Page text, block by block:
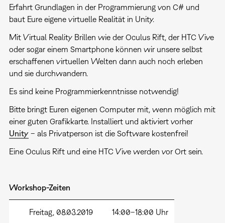
Erfahrt Grundlagen in der Programmierung von C# und
baut Eure eigene virtuelle Realität in Unity.
Mit Virtual Reality Brillen wie der Oculus Rift, der HTC Vive
oder sogar einem Smartphone können wir unsere selbst
erschaffenen virtuellen Welten dann auch noch erleben
und sie durchwandern.
Es sind keine Programmierkenntnisse notwendig!
Bitte bringt Euren eigenen Computer mit, wenn möglich mit
einer guten Grafikkarte. Installiert und aktiviert vorher
Unity– als Privatperson ist die Software kostenfrei!
Eine Oculus Rift und eine HTC Vive werden vor Ort sein.
Workshop-Zeiten
Freitag, 08.03.2019 14:00–18:00 Uhr